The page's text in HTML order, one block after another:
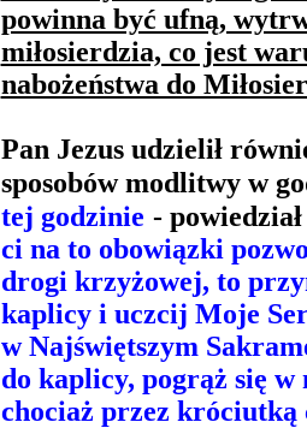
powinna być ufną,
miłosierdzia, co jest
nabożeństwa do
Pan Jezus udzielił
sposobów modlitwy w
tej godzinie -
ci na to obowiązki
drogi krzyżowej, to
kaplicy i uczcij Moje
w Najświętszym
do kaplicy, pogrąż się
chociaż przez króciutką